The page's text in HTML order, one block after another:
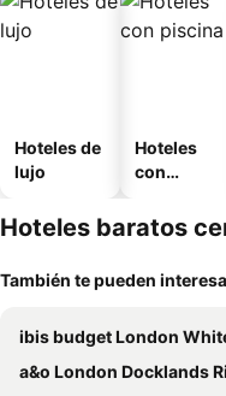
Hoteles de
lujo
Hoteles
con
Hoteles baratos
También te pueden
ibis budget London Whitechapel - Brick
a&o London Docklands